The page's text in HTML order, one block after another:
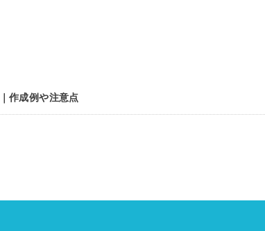
作成例や注意点